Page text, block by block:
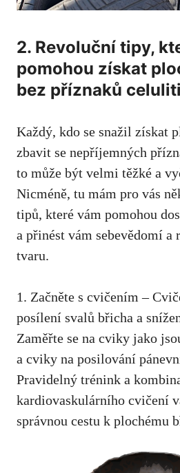
2. Revoluční tipy,
pomohou získat
bez příznaků
Každý, kdo se snažil získat
zbavit se nepříjemných
to může být velmi těžké a
Nicméně, tu mám pro vás
tipů, které vám pomohou
a přinést vám sebevědomí a
tvaru.
1. Začněte s cvičením –
posílení svalů břicha a
Zaměřte se na cviky jako
a cviky na posilování
Pravidelný trénink a
kardiovaskulárního cvičení
správnou cestu k plochému